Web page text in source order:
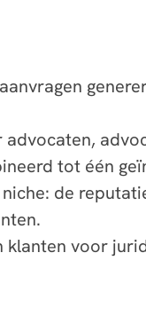
tot één
de
voor